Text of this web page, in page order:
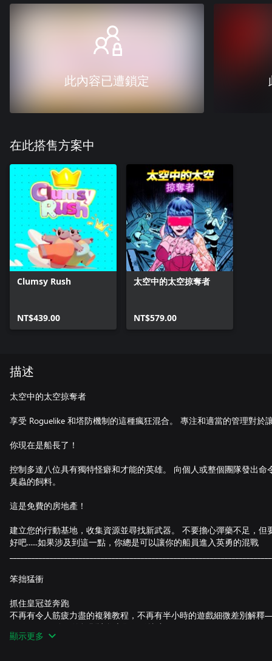
此內容已遭鎖定
在此搭售方案中
Clumsy Rush
NT$439.00
太空中的太空掠奪者
NT$579.00
描述
太空中的太空掠奪者
享受 Roguelike 和塔防機制的這種瘋狂混合。 專注和適當的管理對於
你現在是船長了！
控制多達八位具有獨特怪癖和才能的英雄。 向個人或整個團隊發出
臭蟲的飼料。
這是免費的房地產！
建立您的行動基地，收集資源並尋找新武器。 不要擔心彈藥不足，
好吧......如果涉及到這一點，你總是可以讓你的船員進入英勇的混戰
笨拙猛衝
抓住皇冠並奔跑
不再有令人筋疲力盡的複雜教程，不再有半小時的遊戲細微差別解
開始玩了。 簡單的規則讓您立即開始比賽。
顯示更多